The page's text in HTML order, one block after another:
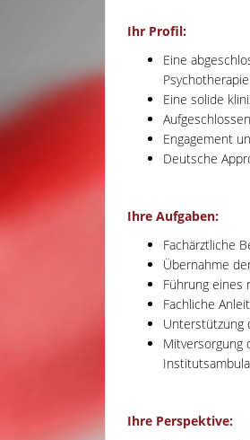
Ihr Profil:
Eine
Psychotherapie
Eine solide
Engagement
Deutsche
Ihre Aufgaben:
Fachärztliche
Übernahme
Führung eines
Fachliche
Unterstützung
Mitversorgung
Ihre Perspektive: